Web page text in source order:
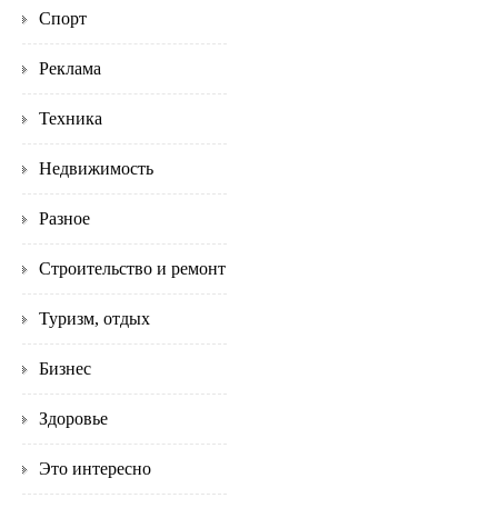
Спорт
Реклама
Техника
Недвижимость
Разное
Строительство и ремонт
Туризм, отдых
Бизнес
Здоровье
Это интересно